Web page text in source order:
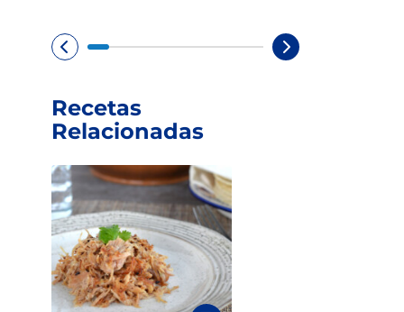
Recetas
Relacionadas